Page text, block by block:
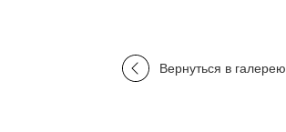
Вернуться в галерею